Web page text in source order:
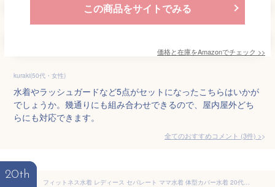
この商品をサイトでみる
価格と在庫をAmazonでチェック >>
kuraki(50代・女性)
水着やラッシュガードなど5点がセットになったこちらはいかが
でしょうか。幾通りにも組み合わせできるので、屋内屋外どち
らにも対応できます。
全てのおすすめコメント (3件) >
20th
フィットネス水着 レディース セパレート ママ水着 体型カバー水着 20代 30代 40代ラッシュガード ゴーグル 水泳帽 バッグ インナー 防水スマホケース 冷感タオル 8点セット 大きいサイズ かわいい おしゃれ 女性用 黒 オトナ女子 ぽっちゃり 露出控えめ